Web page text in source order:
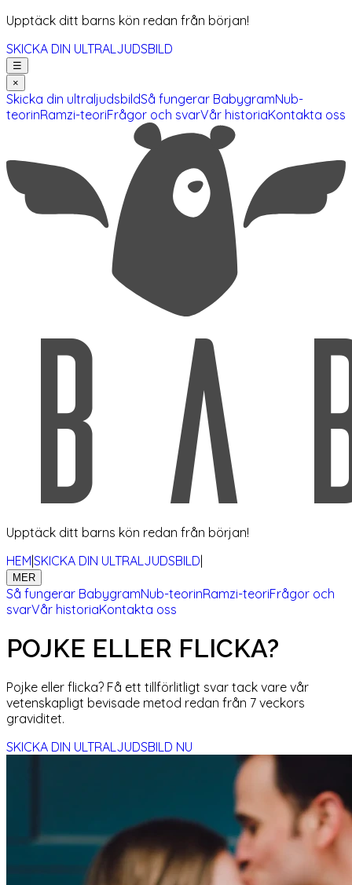
Upptäck ditt barns kön redan från början!
SKICKA DIN ULTRALJUDSBILD
☰
×
Skicka din ultraljudsbildSå fungerar BabygramNub-
teorinRamzi-teoriFrågor och svarVår historiaKontakta oss
Upptäck ditt barns kön redan från början!
HEM|SKICKA DIN ULTRALJUDSBILD|
MER
Så fungerar BabygramNub-teorinRamzi-teoriFrågor och
svarVår historiaKontakta oss
POJKE ELLER FLICKA?
Pojke eller flicka? Få ett tillförlitligt svar tack vare vår
vetenskapligt bevisade metod redan från 7 veckors
graviditet.
SKICKA DIN ULTRALJUDSBILD NU